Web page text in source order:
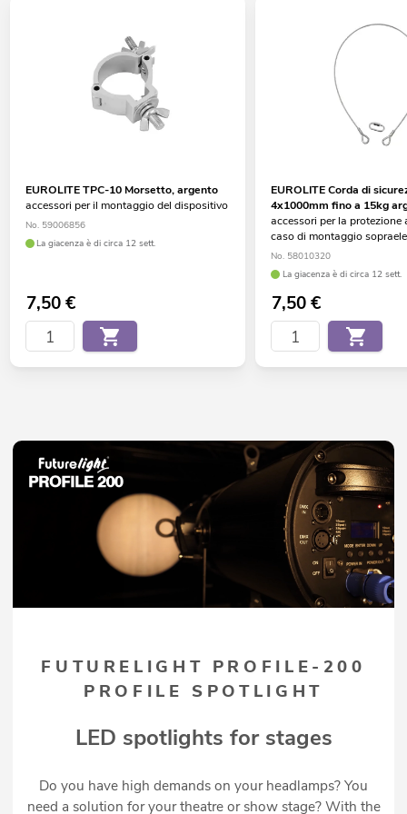
EUROLITE TPC-10 Morsetto, argento
accessori per il montaggio del dispositivo
No. 59006856
La giacenza è di circa 12 sett.
7,50€
EUROLITE Corda di
4x1000mm fino a 15kg
accessori per la
caso di montaggio
No. 58010320
La giacenza è di circa 12 sett.
7,50€
FUTURELIGHT PROFILE-200
PROFILE SPOTLIGHT
LED spotlights for stages
Do you have high demands on your headlamps? You
need a solution for your theatre or show stage? With the